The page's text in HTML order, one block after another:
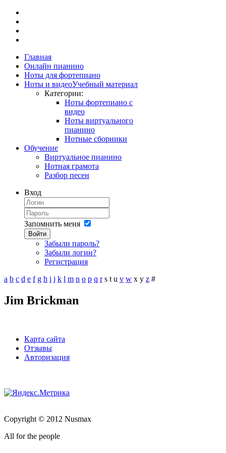
Главная
Онлайн пианино
Ноты для фортепиано
Ноты и видеоУчебный материал
Категории:
Ноты фортепиано с
видео
Ноты виртуального
пианино
Нотные сборники
Обучение
Виртуальное пианино
Нотная грамота
Разбор песен
Вход
Запомнить меня
Войти
Забыли пароль?
Забыли логин?
Регистрация
a b c d e f g h i j k l m n o p q r s t u v w x y z #
Jim Brickman
Карта сайта
Отзывы
Авторизация
Copyright © 2012 Nusmax
All for the people